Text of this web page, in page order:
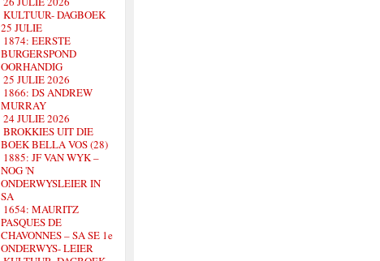
KULTUUR- DAGBOEK
25 JULIE
1874: EERSTE
BURGERSPOND
OORHANDIG
25 JULIE 2026
1866: DS ANDREW
MURRAY
24 JULIE 2026
BROKKIES UIT DIE
BOEK BELLA VOS (28)
1885: JF VAN WYK –
NOG 'N
ONDERWYSLEIER IN
SA
1654: MAURITZ
PASQUES DE
CHAVONNES – SA SE 1e
ONDERWYS- LEIER